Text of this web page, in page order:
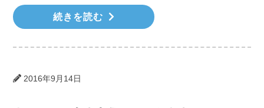
続きを読む
2016年9月14日